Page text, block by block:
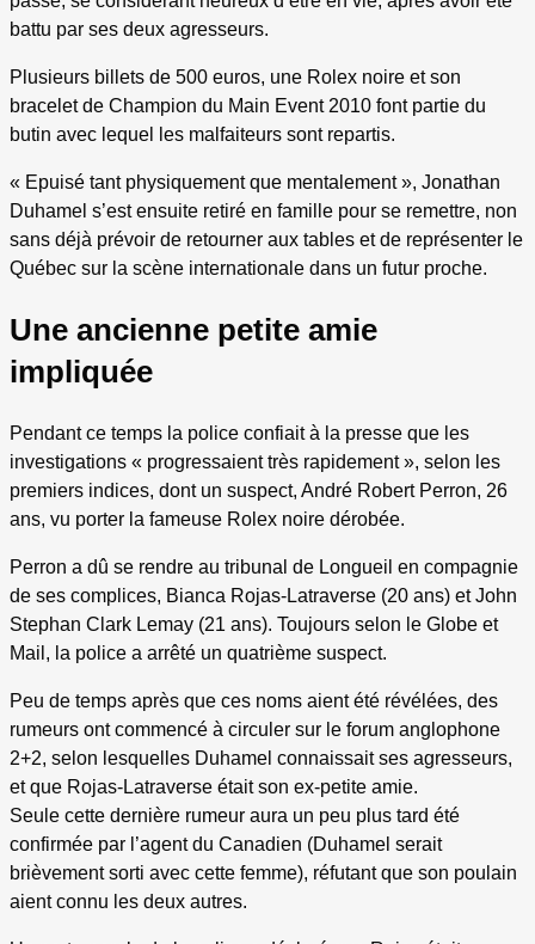
battu par ses deux agresseurs.
Plusieurs billets de 500 euros, une Rolex noire et son
bracelet de Champion du Main Event 2010 font partie du
butin avec lequel les malfaiteurs sont repartis.
« Epuisé tant physiquement que mentalement », Jonathan
Duhamel s’est ensuite retiré en famille pour se remettre, non
sans déjà prévoir de retourner aux tables et de représenter le
Québec sur la scène internationale dans un futur proche.
Une ancienne petite amie
impliquée
Pendant ce temps la police confiait à la presse que les
investigations « progressaient très rapidement », selon les
premiers indices, dont un suspect, André Robert Perron, 26
ans, vu porter la fameuse Rolex noire dérobée.
Perron a dû se rendre au tribunal de Longueil en compagnie
de ses complices, Bianca Rojas-Latraverse (20 ans) et John
Stephan Clark Lemay (21 ans). Toujours selon le Globe et
Mail, la police a arrêté un quatrième suspect.
Peu de temps après que ces noms aient été révélées, des
rumeurs ont commencé à circuler sur le forum anglophone
2+2, selon lesquelles Duhamel connaissait ses agresseurs,
et que Rojas-Latraverse était son ex-petite amie.
Seule cette dernière rumeur aura un peu plus tard été
confirmée par l’agent du Canadien (Duhamel serait
brièvement sorti avec cette femme), réfutant que son poulain
aient connu les deux autres.